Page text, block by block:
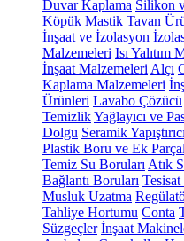
Duvar Kaplama Silikon
Köpük Mastik Tavan
İnşaat ve İzolasyon
Malzemeleri Isı Yalıtım
İnşaat Malzemeleri Alçı
Kaplama Malzemeleri
Ürünleri Lavabo Çözücü
TemizlikYağlayıcı ve
Dolgu Seramik
Plastik Boru ve Ek
Temiz Su Boruları Atık
Bağlantı Boruları
Musluk Uzatma
Tahliye Hortumu Conta
Süzgeçler İnşaat